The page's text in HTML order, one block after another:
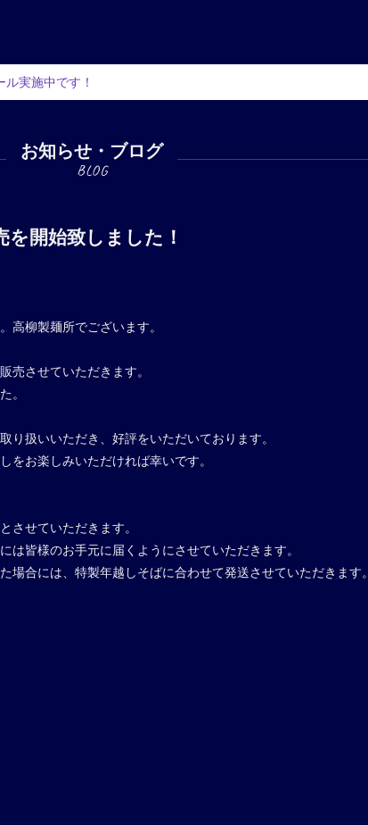
実施中です！
お知らせ・ブログ
開始致しました！
高柳製麺所でございます。
売させていただきます。
。
り扱いいただき、好評をいただいております。
をお楽しみいただければ幸いです。
させていただきます。
は皆様のお手元に届くようにさせていただきます。
合には、特製年越しそばに合わせて発送させていただきます。